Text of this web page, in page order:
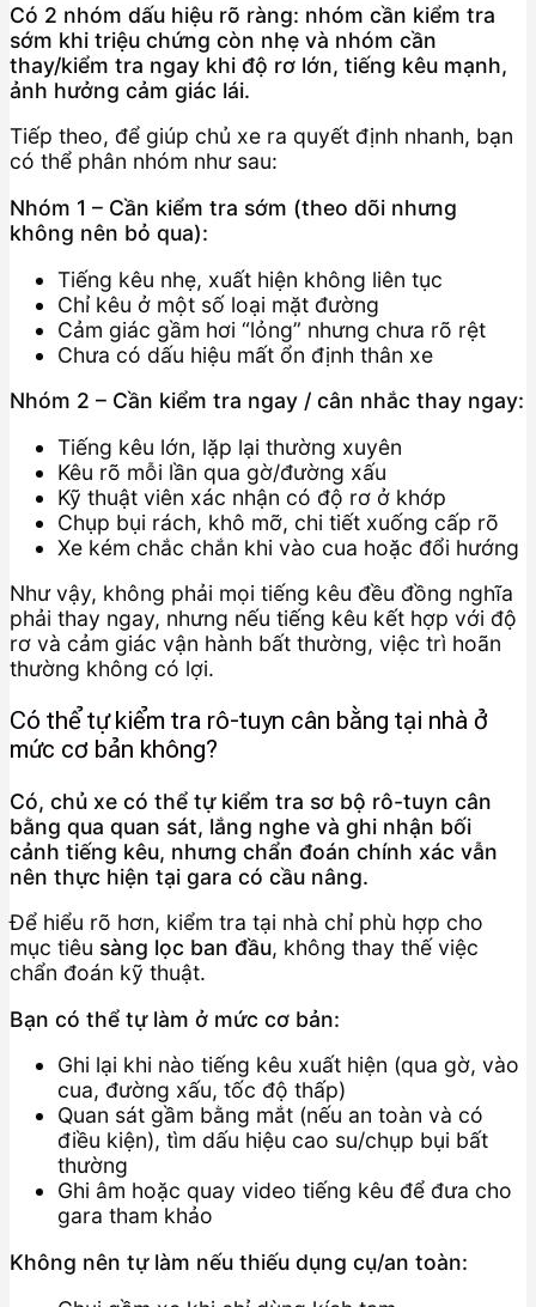
Có 2 nhóm dấu hiệu rõ ràng: nhóm cần kiểm tra
sớm khi triệu chứng còn nhẹ và nhóm cần
thay/kiểm tra ngay khi độ rơ lớn, tiếng kêu mạnh,
ảnh hưởng cảm giác lái.
Tiếp theo, để giúp chủ xe ra quyết định nhanh, bạn
có thể phân nhóm như sau:
Nhóm 1 – Cần kiểm tra sớm (theo dõi nhưng
không nên bỏ qua):
Tiếng kêu nhẹ, xuất hiện không liên tục
Chỉ kêu ở một số loại mặt đường
Cảm giác gầm hơi “lỏng” nhưng chưa rõ rệt
Chưa có dấu hiệu mất ổn định thân xe
Nhóm 2 – Cần kiểm tra ngay / cân nhắc thay ngay:
Tiếng kêu lớn, lặp lại thường xuyên
Kêu rõ mỗi lần qua gờ/đường xấu
Kỹ thuật viên xác nhận có độ rơ ở khớp
Chụp bụi rách, khô mỡ, chi tiết xuống cấp rõ
Xe kém chắc chắn khi vào cua hoặc đổi hướng
Như vậy, không phải mọi tiếng kêu đều đồng nghĩa
phải thay ngay, nhưng nếu tiếng kêu kết hợp với độ
rơ và cảm giác vận hành bất thường, việc trì hoãn
thường không có lợi.
Có thể tự kiểm tra rô-tuyn cân bằng tại nhà ở
mức cơ bản không?
Có, chủ xe có thể tự kiểm tra sơ bộ rô-tuyn cân
bằng qua quan sát, lắng nghe và ghi nhận bối
cảnh tiếng kêu, nhưng chẩn đoán chính xác vẫn
nên thực hiện tại gara có cầu nâng.
Để hiểu rõ hơn, kiểm tra tại nhà chỉ phù hợp cho
mục tiêu sàng lọc ban đầu, không thay thế việc
chẩn đoán kỹ thuật.
Bạn có thể tự làm ở mức cơ bản:
Ghi lại khi nào tiếng kêu xuất hiện (qua gờ, vào
cua, đường xấu, tốc độ thấp)
Quan sát gầm bằng mắt (nếu an toàn và có
điều kiện), tìm dấu hiệu cao su/chụp bụi bất
thường
Ghi âm hoặc quay video tiếng kêu để đưa cho
gara tham khảo
Không nên tự làm nếu thiếu dụng cụ/an toàn: